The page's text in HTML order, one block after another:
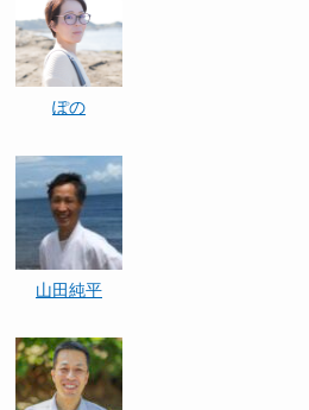
ぽの
山田純平